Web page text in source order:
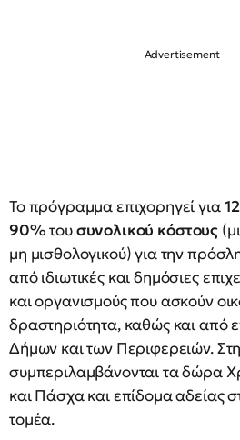
Το πρόγραμμα επιχορηγεί για
90%τουσυνολικού κόστους
μη μισθολογικού) για την
από ιδιωτικές και δημόσιες
και οργανισμούς που ασκούν
δραστηριότητα, καθώς και από
Δήμων και των Περιφερειών.
συμπεριλαμβάνονται τα δώρα
και Πάσχα και επίδομα αδείας
τομέα.